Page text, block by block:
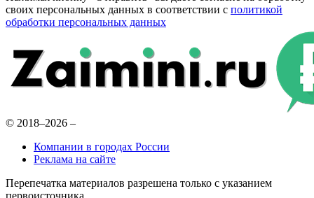
своих персональных данных в соответствии с политикой
обработки персональных данных
© 2018–2026 –
Компании в городах России
Реклама на сайте
Перепечатка материалов разрешена только с указанием